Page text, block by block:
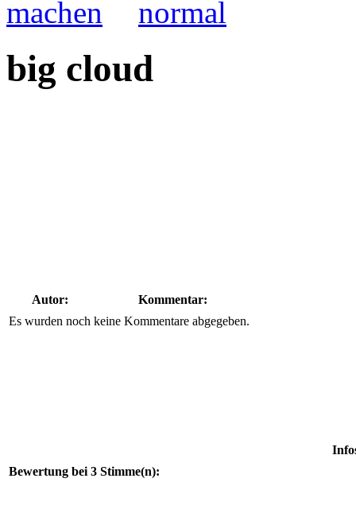
big cloud
Autor:
Kommentar:
Es wurden noch keine Kommentare abgegeben.
Bewertung bei 3 Stimme(n):